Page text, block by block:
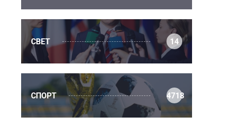
СВЕТ 14
СПОРТ 4718